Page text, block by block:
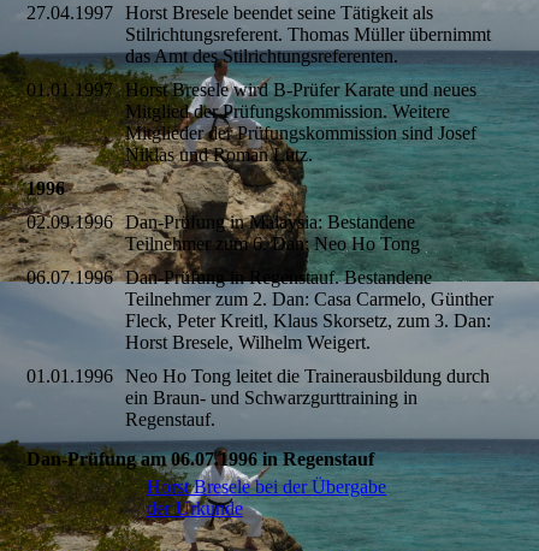
27.04.1997
Horst Bresele beendet seine Tätigkeit als
Stilrichtungsreferent. Thomas Müller übernimmt
das Amt des Stilrichtungsreferenten.
01.01.1997
Horst Bresele wird B-Prüfer Karate und neues
Mitglied der Prüfungskommission. Weitere
Mitglieder der Prüfungskommission sind Josef
Niklas und Roman Lutz.
1996
02.09.1996 Dan-Prüfung in Malaysia: Bestandene
Teilnehmer zum 6. Dan: Neo Ho Tong
06.07.1996 Dan-Prüfung in Regenstauf. Bestandene
Teilnehmer zum 2. Dan: Casa Carmelo, Günther
Fleck, Peter Kreitl, Klaus Skorsetz, zum 3. Dan:
Horst Bresele, Wilhelm Weigert.
01.01.1996
Neo Ho Tong leitet die Trainerausbildung durch
ein Braun- und Schwarzgurttraining in
Regenstauf.
Dan-Prüfung am 06.07.1996 in Regenstauf
Horst Bresele bei der Übergabe
der Urkunde